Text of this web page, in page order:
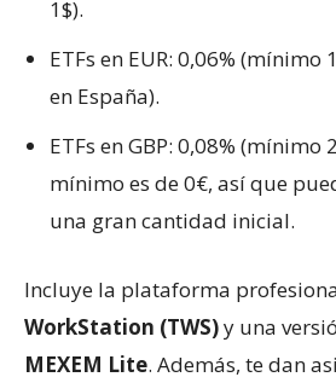
1$).
ETFs en EUR: 0,06% (mínimo
en España).
ETFs en GBP: 0,08% (mínimo
mínimo es de 0€, así que
una gran cantidad inicial.
Incluye la plataforma
WorkStation (TWS)y una
MEXEM Lite. Además, te dan